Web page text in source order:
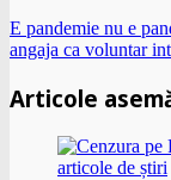
E pandemie nu e
angaja ca voluntar
Articole